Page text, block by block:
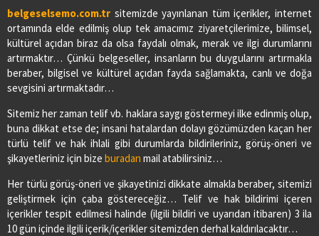
LADİK ELİF ECZANESİ
Adres:BAHŞİ MAH.GAZİ CAD.NO:56/A
03627713091
Adres:YENİ MAH. ÇARŞAMBA CAD. NO:52
03622901605
SAĞLIK ECZANESİ
Adres: CUMHURİYET MAH.1.ZİRAAT SOKAK NO:17/B
03626474078
belgeselsemo.com.tr sitemizde yayınlanan tüm içerikler, internet
ortamında elde edilmiş olup tek amacımız ziyaretçilerimize, bilimsel,
kültürel açıdan biraz da olsa faydalı olmak, merak ve ilgi durumlarını
artırmaktır… Çünkü belgeseller, insanların bu duygularını artırmakla
beraber, bilgisel ve kültürel açıdan fayda sağlamakta, canlı ve doğa
sevgisini artırmaktadır…
Sitemiz her zaman telif vb. haklara saygı göstermeyi ilke edinmiş olup,
buna dikkat etse de; insani hatalardan dolayı gözümüzden kaçan her
türlü telif ve hak ihlali gibi durumlarda bildirileriniz, görüş-öneri ve
şikayetleriniz için bize buradan mail atabilirsiniz…
Her türlü görüş-öneri ve şikayetinizi dikkate almakla beraber, sitemizi
geliştirmek için çaba göstereceğiz… Telif ve hak bildirimi içeren
içerikler tespit edilmesi halinde (ilgili bildiri ve uyarıdan itibaren) 3 ila
10 gün içinde ilgili içerik/içerikler sitemizden derhal kaldırılacaktır…